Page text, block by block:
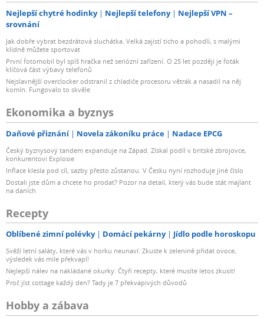
Nejlepší chytré hodinky Nejlepší telefony
Nejlepší VPN –
srovnání
Jak dobře vybrat bezdrátová sluchátka. Velká zajistí ticho a pohodlí, s malými
klidně můžete sportovat
První fotomobil byl spíš hračka než seriózní zařízení. O 25 let později je foťák
klíčová část výbavy telefonů
Nejslavnější overclocker odstranil z chladiče procesoru větrák a nasadil na něj
komín. Fungovalo to skvěle
Ekonomika a byznys
Daňové přiznání Novela zákoníku práce Nadace EPCG
Český byznysový tandem expanduje na Západ. Získal podíl v britské zbrojovce,
konkurentovi Explosie
Inflace klesla pod cíl, sazby přesto zůstanou. V Česku nyní rozhoduje jiné číslo
Dostali jste dům a chcete ho prodat? Pozor na detail, který vás bude stát majlant
na daních
Recepty
Oblíbené zimní polévky Domácí pekárny Jídlo podle horoskopu
Svěží letní saláty, které vás v horku neunaví: Zkuste k zelenině přidat ovoce,
výsledek vás mile překvapí!
Nejlepší nálev na nakládané okurky: Čtyři recepty, které musíte letos zkusit!
Proč jíst cottage každý den? Tady je 7 překvapivých důvodů
Hobby a zábava